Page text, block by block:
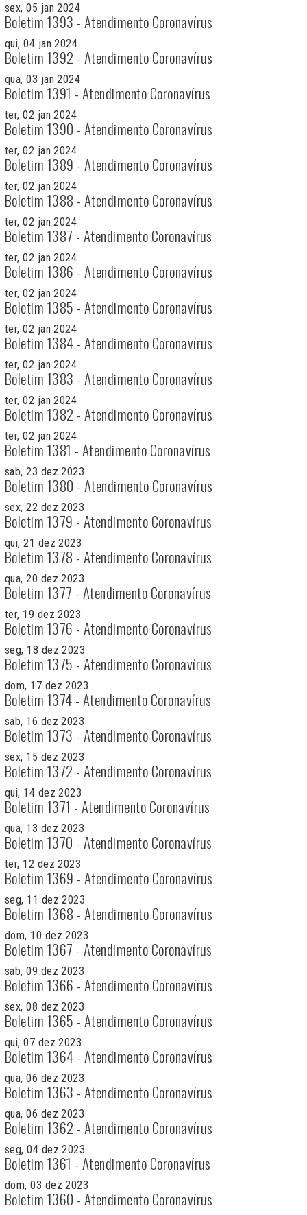
sex, 05 jan 2024
Boletim 1393 - Atendimento Coronavírus
qui, 04 jan 2024
Boletim 1392 - Atendimento Coronavírus
qua, 03 jan 2024
Boletim 1391 - Atendimento Coronavírus
ter, 02 jan 2024
Boletim 1390 - Atendimento Coronavírus
ter, 02 jan 2024
Boletim 1389 - Atendimento Coronavírus
ter, 02 jan 2024
Boletim 1388 - Atendimento Coronavírus
ter, 02 jan 2024
Boletim 1387 - Atendimento Coronavírus
ter, 02 jan 2024
Boletim 1386 - Atendimento Coronavírus
ter, 02 jan 2024
Boletim 1385 - Atendimento Coronavírus
ter, 02 jan 2024
Boletim 1384 - Atendimento Coronavírus
ter, 02 jan 2024
Boletim 1383 - Atendimento Coronavírus
ter, 02 jan 2024
Boletim 1382 - Atendimento Coronavírus
ter, 02 jan 2024
Boletim 1381 - Atendimento Coronavírus
sab, 23 dez 2023
Boletim 1380 - Atendimento Coronavírus
sex, 22 dez 2023
Boletim 1379 - Atendimento Coronavírus
qui, 21 dez 2023
Boletim 1378 - Atendimento Coronavírus
qua, 20 dez 2023
Boletim 1377 - Atendimento Coronavírus
ter, 19 dez 2023
Boletim 1376 - Atendimento Coronavírus
seg, 18 dez 2023
Boletim 1375 - Atendimento Coronavírus
dom, 17 dez 2023
Boletim 1374 - Atendimento Coronavírus
sab, 16 dez 2023
Boletim 1373 - Atendimento Coronavírus
sex, 15 dez 2023
Boletim 1372 - Atendimento Coronavírus
qui, 14 dez 2023
Boletim 1371 - Atendimento Coronavírus
qua, 13 dez 2023
Boletim 1370 - Atendimento Coronavírus
ter, 12 dez 2023
Boletim 1369 - Atendimento Coronavírus
seg, 11 dez 2023
Boletim 1368 - Atendimento Coronavírus
dom, 10 dez 2023
Boletim 1367 - Atendimento Coronavírus
sab, 09 dez 2023
Boletim 1366 - Atendimento Coronavírus
sex, 08 dez 2023
Boletim 1365 - Atendimento Coronavírus
qui, 07 dez 2023
Boletim 1364 - Atendimento Coronavírus
qua, 06 dez 2023
Boletim 1363 - Atendimento Coronavírus
qua, 06 dez 2023
Boletim 1362 - Atendimento Coronavírus
seg, 04 dez 2023
Boletim 1361 - Atendimento Coronavírus
dom, 03 dez 2023
Boletim 1360 - Atendimento Coronavírus